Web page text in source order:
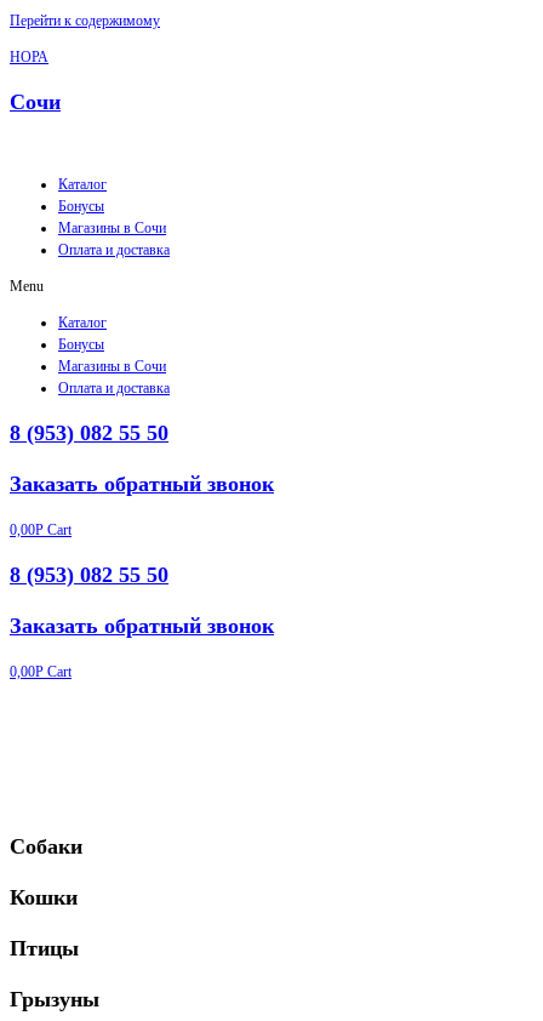
Перейти к содержимому
НОРА
Сочи
Каталог
Бонусы
Магазины в Сочи
Оплата и доставка
Menu
Каталог
Бонусы
Магазины в Сочи
Оплата и доставка
8 (953) 082 55 50
Заказать обратный звонок
0,00Р Cart
8 (953) 082 55 50
Заказать обратный звонок
0,00Р Cart
Собаки
Кошки
Птицы
Грызуны